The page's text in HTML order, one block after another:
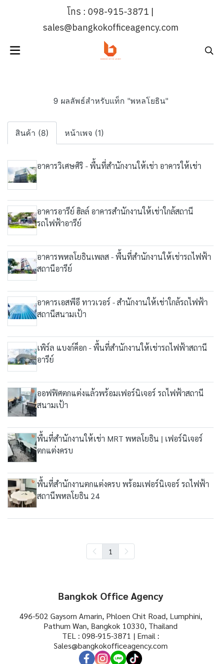
โทร : 098-915-3871 |
sales@bangkokofficeagency.com
9 ผลลัพธ์สำหรับแท็ก "พหลโยธิน"
สินค้า (8) หน้าเพจ (1)
อาคารวิเศษศิริ - พื้นที่สำนักงานให้เช่า อาคารให้เช่า
อาคารอารีย์ ฮิลล์ อาคารสำนักงานให้เช่าใกล้สถานี
รถไฟฟ้าอารีย์
อาคารพหลโยธินเพลส - พื้นที่สำนักงานให้เช่ารถไฟฟ้า
สถานีอารีย์
อาคารเอสพีอี ทาวเวอร์ - สำนักงานให้เช่าใกล้รถไฟฟ้า
สถานีสนามเป้า
เพิร์ล แบงก์ค็อก - พื้นที่สำนักงานให้เช่ารถไฟฟ้าสถานี
อารีย์
ออฟฟิศตกแต่งแล้วพร้อมเฟอร์นิเจอร์ รถไฟฟ้าสถานี
สนามเป้า
พื้นที่สำนักงานให้เช่า MRT พหลโยธิน | เฟอร์นิเจอร์
ตกแต่งครบ
พื้นที่สำนักงานตกแต่งครบ พร้อมเฟอร์นิเจอร์ รถไฟฟ้า
สถานีพหลโยธิน 24
1
Bangkok Office Agency
496-502 Gaysorn Amarin, Phloen Chit Road, Lumphini,
Pathum Wan, Bangkok 10330, Thailand
TEL : 098-915-3871 | Email :
Sales@bangkokofficeagency.com